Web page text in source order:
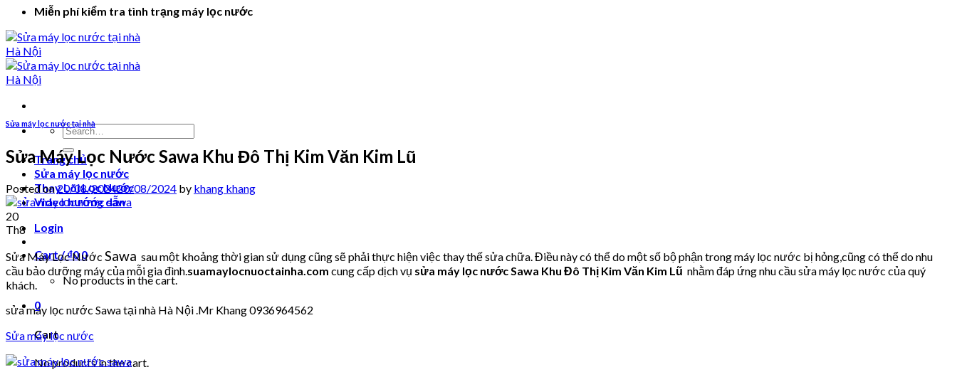
Miễn phí kiểm tra tình trạng máy lọc nước
Search
for:
Trang chủ
Sửa máy lọc nước
Thay Lõi Lọc Nước
Video hướng dẫn
Login
Cart /₫0 0
No products in the cart.
0
Cart
No products in the cart.
Sửa máy lọc nước tại nhà
Sửa Máy Lọc Nước Sawa Khu Đô Thị Kim Văn Kim Lũ
Posted on20/08/202420/08/2024 by khang khang
20
Th8
Sửa Máy Lọc Nước Sawa sau một khoảng thời gian sử dụng cũng sẽ phải thực hiện việc thay thế sửa chữa. Điều này có thể do một số bộ phận trong máy lọc nước bị hỏng,cũng có thể do nhu
cầu bảo dưỡng máy của mỗi gia đình.suamaylocnuoctainha.com cung cấp dịch vụ sửa máy lọc nước Sawa Khu Đô Thị Kim Văn Kim Lũ nhằm đáp ứng nhu cầu sửa máy lọc nước của quý
khách.
sửa máy lọc nước Sawa tại nhà Hà Nội .Mr Khang 0936964562
Sửa máy lọc nước